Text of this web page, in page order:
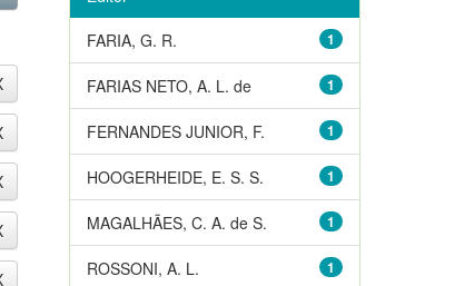
1
FARIA, G. R.
1
FARIAS NETO, A. L. de
1
FERNANDES JUNIOR, F.
1
HOOGERHEIDE, E. S. S.
1
MAGALHÃES, C. A. de S.
1
ROSSONI, A. L.